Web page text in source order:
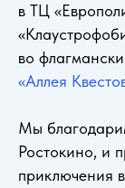
в ТЦ
во
«Аллея
Мы
Ростокино, и
приключения